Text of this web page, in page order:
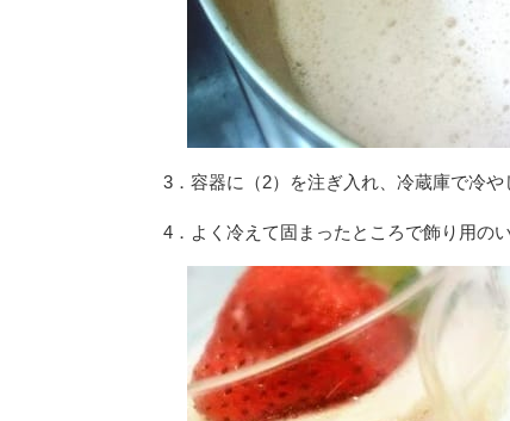
3．容器に（2）を注ぎ入れ、冷蔵庫で冷や
4．よく冷えて固まったところで飾り用の